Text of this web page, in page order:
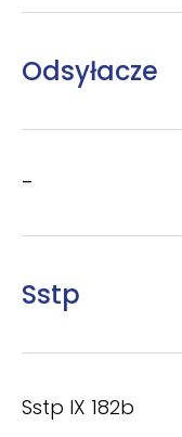
Odsyłacze
–
Sstp
Sstp IX 182b